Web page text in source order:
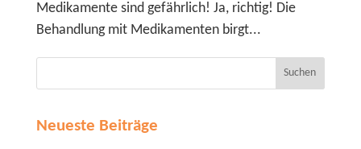
Medika­mente sind gefährlich! Ja, richtig! Die
Behandlung mit Medika­menten birgt...
Neueste Beiträge